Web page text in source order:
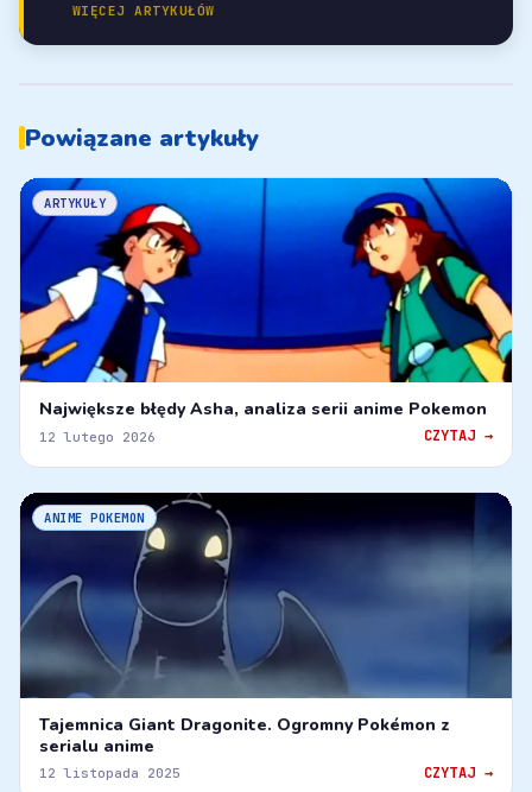
WIĘCEJ ARTYKUŁÓW
Powiązane artykuły
ARTYKUŁY
Największe błędy Asha, analiza serii anime Pokemon
12 lutego 2026 CZYTAJ →
ANIME POKEMON
Tajemnica Giant Dragonite. Ogromny Pokémon z
serialu anime
12 listopada 2025 CZYTAJ →